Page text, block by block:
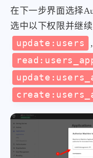
在下一步界面选择
选中以下权限并继续
update:users
,